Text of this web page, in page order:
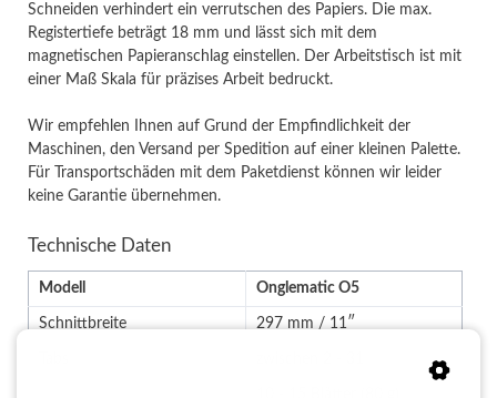
Schneiden verhindert ein verrutschen des Papiers. Die max.
Registertiefe beträgt 18 mm und lässt sich mit dem
magnetischen Papieranschlag einstellen. Der Arbeitstisch ist mit
einer Maß Skala für präzises Arbeit bedruckt.
Wir empfehlen Ihnen auf Grund der Empfindlichkeit der
Maschinen, den Versand per Spedition auf einer kleinen Palette.
Für Transportschäden mit dem Paketdienst können wir leider
keine Garantie übernehmen.
Technische Daten
Modell Onglematic O5
Schnittbreite 297 mm / 11″